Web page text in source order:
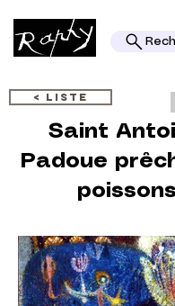
< LISTE
Saint
Padoue
poissons